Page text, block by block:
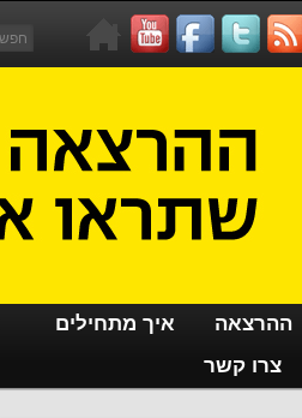
ההרצאה איך מתחילים
צרו קשר